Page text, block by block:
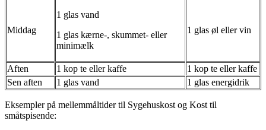
Middag
1 glas vand
1 glas kærne-, skummet- eller
minimælk
1 glas øl eller vin
Aften 1 kop te eller kaffe
1 kop te eller kaffe
Sen aften
1 glas vand 1 glas energidrik
Eksempler på mellemmåltider til Sygehuskost og Kost til
småtspisende: